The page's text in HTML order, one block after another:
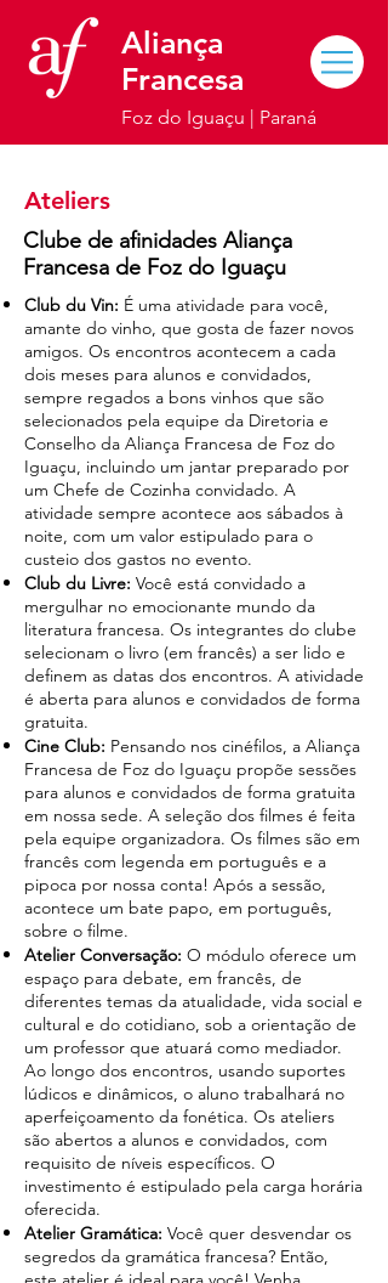
Aliança
Francesa
Foz do Iguaçu | Paraná
Ateliers
Clube de afinidades Aliança
Francesa de Foz do Iguaçu
Club du Vin: É uma atividade para você,
amante do vinho, que gosta de fazer novos
amigos. Os encontros acontecem a cada
dois meses para alunos e convidados,
sempre regados a bons vinhos que são
selecionados pela equipe da Diretoria e
Conselho da Aliança Francesa de Foz do
Iguaçu, incluindo um jantar preparado por
um Chefe de Cozinha convidado. A
atividade sempre acontece aos sábados à
noite, com um valor estipulado para o
custeio dos gastos no evento.
Club du Livre: Você está convidado a
mergulhar no emocionante mundo da
literatura francesa. Os integrantes do clube
selecionam o livro (em francês) a ser lido e
definem as datas dos encontros. A atividade
é aberta para alunos e convidados de forma
gratuita.
Cine Club: Pensando nos cinéfilos, a Aliança
Francesa de Foz do Iguaçu propõe sessões
para alunos e convidados de forma gratuita
em nossa sede. A seleção dos filmes é feita
pela equipe organizadora. Os filmes são em
francês com legenda em português e a
pipoca por nossa conta! Após a sessão,
acontece um bate papo, em português,
sobre o filme.
Atelier Conversação: O módulo oferece um
espaço para debate, em francês, de
diferentes temas da atualidade, vida social e
cultural e do cotidiano, sob a orientação de
um professor que atuará como mediador.
Ao longo dos encontros, usando suportes
lúdicos e dinâmicos, o aluno trabalhará no
aperfeiçoamento da fonética. Os ateliers
são abertos a alunos e convidados, com
requisito de níveis específicos. O
investimento é estipulado pela carga horária
oferecida.
Atelier Gramática: Você quer desvendar os
segredos da gramática francesa? Então,